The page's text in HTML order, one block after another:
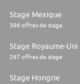
Stage Mexique
396 offres de stage
Stage Royaume-Uni
267 offres de stage
Stage Hongrie